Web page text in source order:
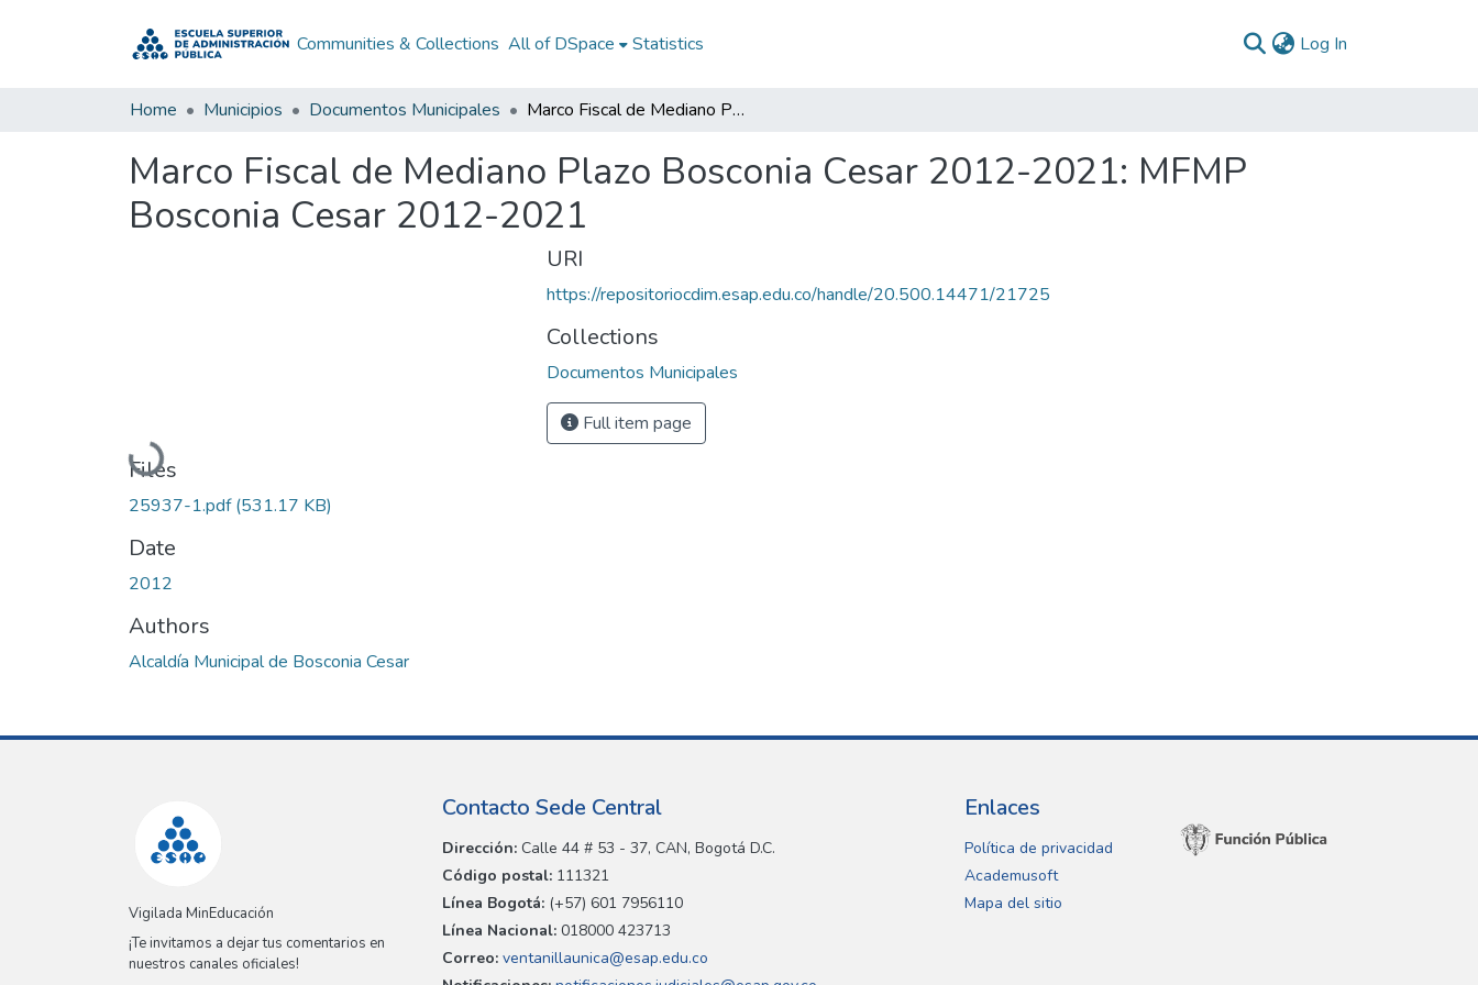
Communities & Collections All of DSpace Statistics Log In
Home Municipios Documentos Municipales Marco Fiscal de Mediano Plazo Bosconia Cesar 2012-2021: MFMP Bosconia Cesar 2012-2021
Marco Fiscal de Mediano Plazo Bosconia Cesar 2012-2021: MFMP
Bosconia Cesar 2012-2021
Loading...
Files
25937-1.pdf(531.17 KB)
Date
2012
Authors
Alcaldía Municipal de Bosconia Cesar
URI
https://repositoriocdim.esap.edu.co/handle/20.500.14471/21725
Collections
Documentos Municipales
Full item page
Vigilada MinEducación
¡Te invitamos a dejar tus comentarios en
nuestros canales oficiales!
Contacto Sede Central
Dirección: Calle 44 # 53 - 37, CAN, Bogotá D.C.
Código postal: 111321
Línea Bogotá: (+57) 601 7956110
Línea Nacional: 018000 423713
Correo: ventanillaunica@esap.edu.co
Enlaces
Política de privacidad
Academusoft
Mapa del sitio